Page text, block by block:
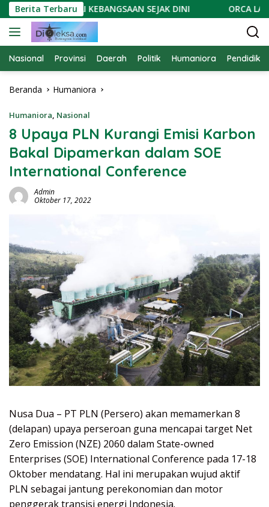
Langsung
ke
konten
Berita Terbaru
NILAI KEBANGSAAN SEJAK DINI ORCA
Nasional Provinsi Daerah Politik Humaniora
Beranda Humaniora
Humaniora, Nasional
8 Upaya PLN Kurangi Emisi Karbon
Bakal Dipamerkan dalam SOE
International Conference
Admin
Oktober 17, 2022
Nusa Dua – PT PLN (Persero) akan memamerkan 8
(delapan) upaya perseroan guna mencapai target Net
Zero Emission (NZE) 2060 dalam State-owned
Enterprises (SOE) International Conference pada 17-18
Oktober mendatang. Hal ini merupakan wujud aktif
PLN sebagai jantung perekonomian dan motor
penggerak transisi energi Indonesia.